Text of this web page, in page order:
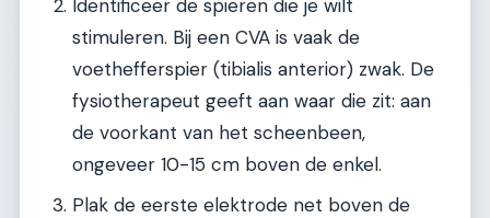
Identificeer de spieren die je wilt
stimuleren. Bij een CVA is vaak de
voethefferspier (tibialis anterior) zwak. De
fysiotherapeut geeft aan waar die zit: aan
de voorkant van het scheenbeen,
ongeveer 10-15 cm boven de enkel.
Plak de eerste elektrode net boven de